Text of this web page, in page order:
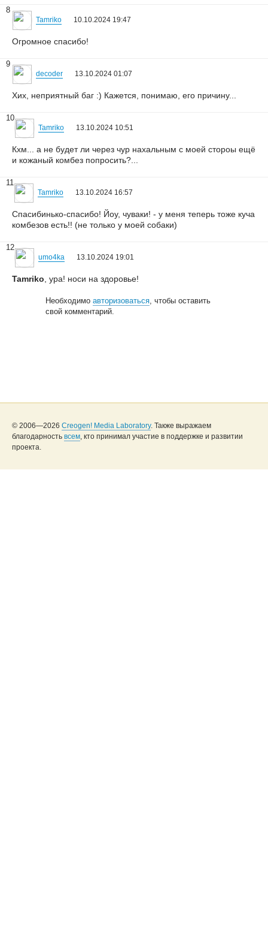
8
Tamriko 10.10.2024 19:47
Огромное спасибо!
9
decoder 13.10.2024 01:07
Хих, неприятный баг :) Кажется, понимаю, его причину...
10
Tamriko 13.10.2024 10:51
Кхм... а не будет ли через чур нахальным с моей стороы ещё
и кожаный комбез попросить?...
11
Tamriko 13.10.2024 16:57
Спасибинько-спасибо! Йоу, чуваки! - у меня теперь тоже куча
комбезов есть!! (не только у моей собаки)
12
umo4ka 13.10.2024 19:01
Tamriko , ура! носи на здоровье!
Необходимоавторизоваться, чтобы оставить
свой комментарий.
© 2006—2026 Creogen! Media Laboratory. Также выражаем
благодарность всем, кто принимал участие в поддержке и развитии
проекта.